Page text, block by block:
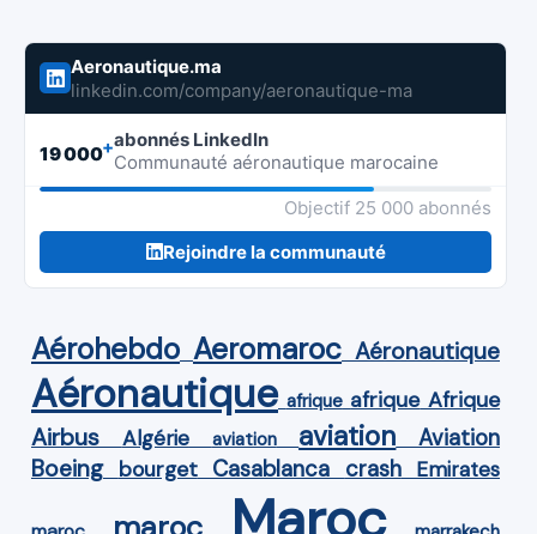
Aeronautique.ma
linkedin.com/company/aeronautique-ma
19 000+abonnés LinkedIn
Communauté aéronautique marocaine
Objectif 25 000 abonnés
Rejoindre la communauté
Aérohebdo Aeromaroc Aéronautique
Aéronautique afrique afrique Afrique
Airbus Algérie aviation aviation Aviation
Boeing bourget Casablanca crash Emirates
Maroc